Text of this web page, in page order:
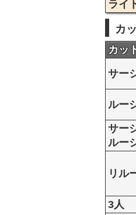
ライ
カ
カッ
サー
ルー
サー
ルー
リル
3人